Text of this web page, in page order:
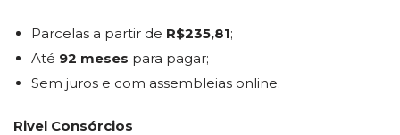
Parcelas a partir de R$235,81;
Até 92 meses para pagar;
Sem juros e com assembleias online.
Rivel Consórcios